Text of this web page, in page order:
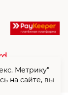
Метрику"
на сайте, вы